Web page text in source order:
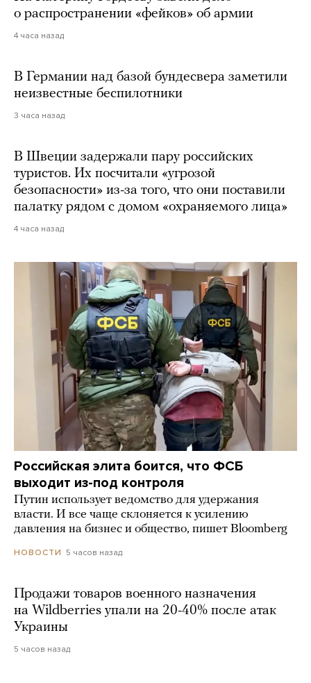
о распространении «фейков» об армии
4 часа назад
В Германии над базой бундесвера заметили
неизвестные беспилотники
3 часа назад
В Швеции задержали пару российских
туристов. Их посчитали «угрозой
безопасности» из-за того, что они поставили
палатку рядом с домом «охраняемого лица»
4 часа назад
Российская элита боится, что ФСБ
выходит из-под контроля
Путин использует ведомство для удержания
власти. И все чаще склоняется к усилению
давления на бизнес и общество, пишет Bloomberg
НОВОСТИ 5 часов назад
Продажи товаров военного назначения
на Wildberries упали на 20-40% после атак
Украины
5 часов назад